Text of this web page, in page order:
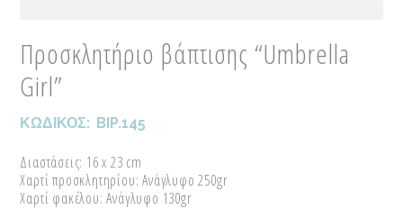
Προσκλητήριο βάπτισης “Umbrella
Girl”
ΚΩΔΙΚΟΣ: BIP.145
Διαστάσεις: 16 x 23 cm
Χαρτί προσκλητηρίου: Ανάγλυφο 250gr
Χαρτί φακέλου: Ανάγλυφο 130gr